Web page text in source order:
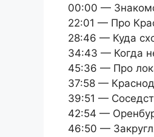
00:00 —
22:01 — Про
28:46 — Куда
34:43 — Когда
45:36 — Про
37:58 —
39:51 —
42:54 —
46:50 —